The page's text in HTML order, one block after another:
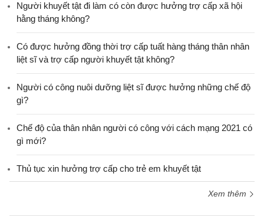
Người khuyết tật đi làm có còn được hưởng trợ cấp xã hội
hằng tháng không?
​Có được hưởng đồng thời trợ cấp tuất hàng tháng thân nhân
liệt sĩ và trợ cấp người khuyết tật không?
Người có công nuôi dưỡng liệt sĩ được hưởng những chế độ
gì?
Chế độ của thân nhân người có công với cách mạng 2021 có
gì mới?
Thủ tục xin hưởng trợ cấp cho trẻ em khuyết tật
Xem thêm